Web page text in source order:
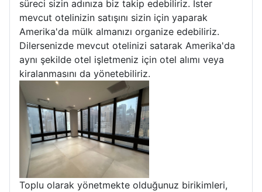
süreci sizin adınıza biz takip edebiliriz. İster
mevcut otelinizin satışını sizin için yaparak
Amerika'da mülk almanızı organize edebiliriz.
Dilersenizde mevcut otelinizi satarak Amerika'da
aynı şekilde otel işletmeniz için otel alımı veya
kiralanmasını da yönetebiliriz.
Toplu olarak yönetmekte olduğunuz birikimleri,